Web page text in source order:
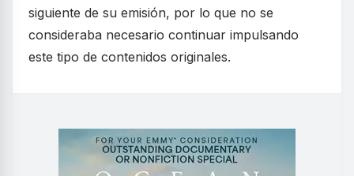
siguiente de su emisión, por lo que no se
consideraba necesario continuar impulsando
este tipo de contenidos originales.